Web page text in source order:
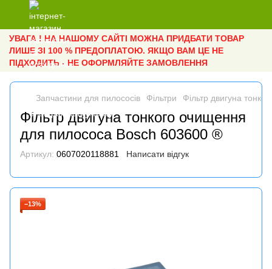
УВАГА ! НА НАШОМУ САЙТІ МОЖНА ПРИДБАТИ ТОВАР
ЛИШЕ ЗІ 100 % ПРЕДОПЛАТОЮ. ЯКЩО ВАМ ЦЕ НЕ
ПІДХОДИТЬ - НЕ ОФОРМЛЯЙТЕ ЗАМОВЛЕННЯ
Запчастини для пилососів Фільтри Фільтр двигуна
Фільтр двигуна тонкого очищення
для пилососа Bosch 603600 ®
Артикул: 0607020118881 Написати відгук
−13%